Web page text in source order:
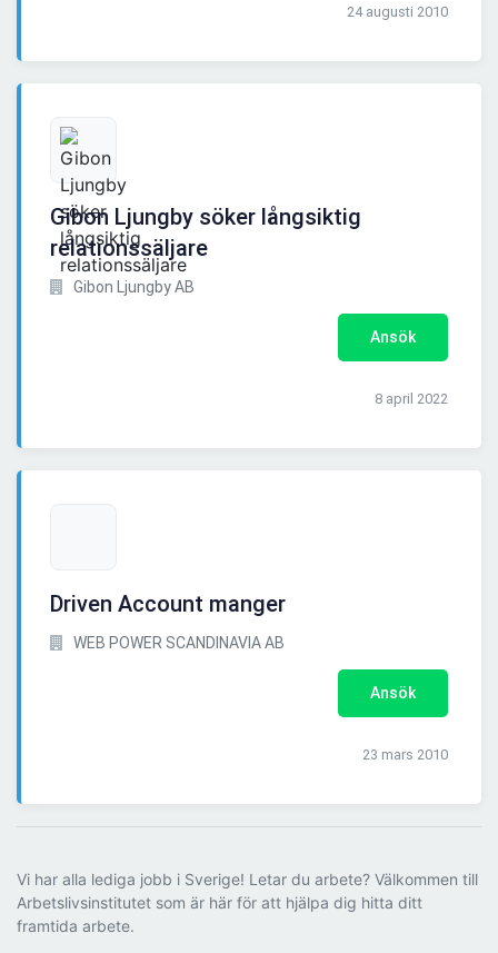
24 augusti 2010
Gibon Ljungby söker långsiktig
relationssäljare
Gibon Ljungby AB
Ansök
8 april 2022
Driven Account manger
WEB POWER SCANDINAVIA AB
Ansök
23 mars 2010
Vi har alla lediga jobb i Sverige! Letar du arbete? Välkommen till
Arbetslivsinstitutet som är här för att hjälpa dig hitta ditt
framtida arbete.